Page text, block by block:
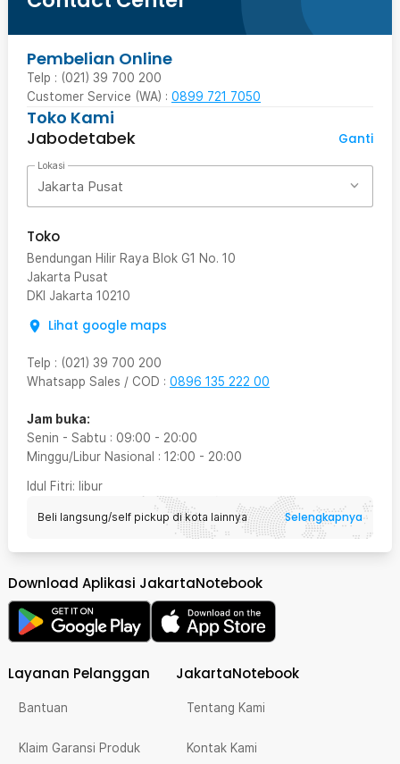
Pembelian Online
Telp : (021) 39 700 200
Customer Service (WA) : 0899 721 7050
Toko Kami
Jabodetabek
Ganti
Lokasi
Jakarta Pusat
Toko
Bendungan Hilir Raya Blok G1 No. 10
Jakarta Pusat
DKI Jakarta 10210
Lihat google maps
Telp : (021) 39 700 200
Whatsapp Sales / COD : 0896 135 222 00
Jam buka:
Senin - Sabtu : 09:00 - 20:00
Minggu/Libur Nasional : 12:00 - 20:00
Idul Fitri: libur
Beli langsung/self pickup di kota lainnya Selengkapnya
Download Aplikasi JakartaNotebook
Layanan Pelanggan
Bantuan
Klaim Garansi Produk
JakartaNotebook
Tentang Kami
Kontak Kami